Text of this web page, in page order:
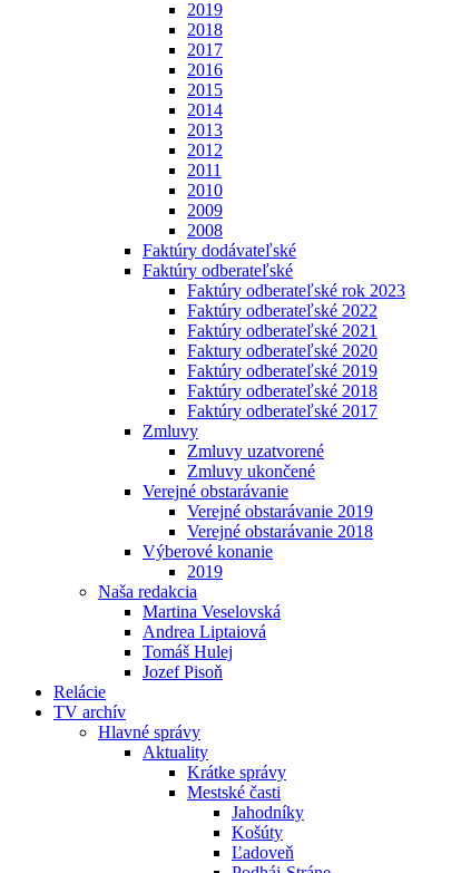
2019
2018
2017
2016
2015
2014
2013
2012
2011
2010
2009
2008
Faktúry dodávateľské
Faktúry odberateľské
Faktúry odberateľské rok 2023
Faktúry odberateľské 2022
Faktúry odberateľské 2021
Faktury odberateľské 2020
Faktúry odberateľské 2019
Faktúry odberateľské 2018
Faktúry odberateľské 2017
Zmluvy
Zmluvy uzatvorené
Zmluvy ukončené
Verejné obstarávanie
Verejné obstarávanie 2019
Verejné obstarávanie 2018
Výberové konanie
2019
Naša redakcia
Martina Veselovská
Andrea Liptaiová
Tomáš Hulej
Jozef Pisoň
Relácie
TV archív
Hlavné správy
Aktuality
Krátke správy
Mestské časti
Jahodníky
Košúty
Ľadoveň